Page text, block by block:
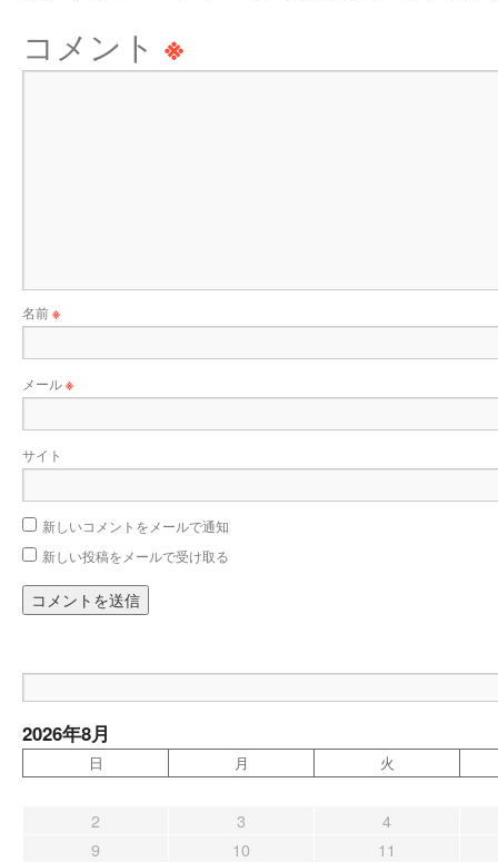
コメント ※
名前※
メール※
サイト
新しいコメントをメールで通知
新しい投稿をメールで受け取る
2026年8月
日 月 火
2 3
4
9
10
11